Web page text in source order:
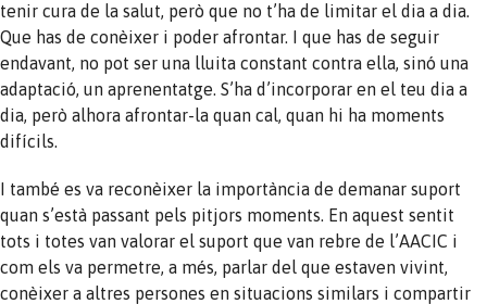
tenir cura de la salut, però que no t’ha de limitar el dia a dia.
Que has de conèixer i poder afrontar. I que has de seguir
endavant, no pot ser una lluita constant contra ella, sinó una
adaptació, un aprenentatge. S’ha d’incorporar en el teu dia a
dia, però alhora afrontar-la quan cal, quan hi ha moments
difícils.
I també es va reconèixer la importància de demanar suport
quan s’està passant pels pitjors moments. En aquest sentit
tots i totes van valorar el suport que van rebre de l’AACIC i
com els va permetre, a més, parlar del que estaven vivint,
conèixer a altres persones en situacions similars i compartir